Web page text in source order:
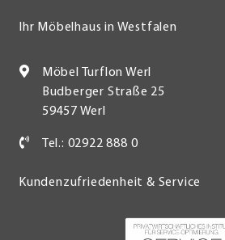
Ihr Möbelhaus in Westfalen
Möbel Turflon Werl
Budberger Straße 25
59457 Werl
Tel.: 02922 888 0
Kundenzufriedenheit & Service